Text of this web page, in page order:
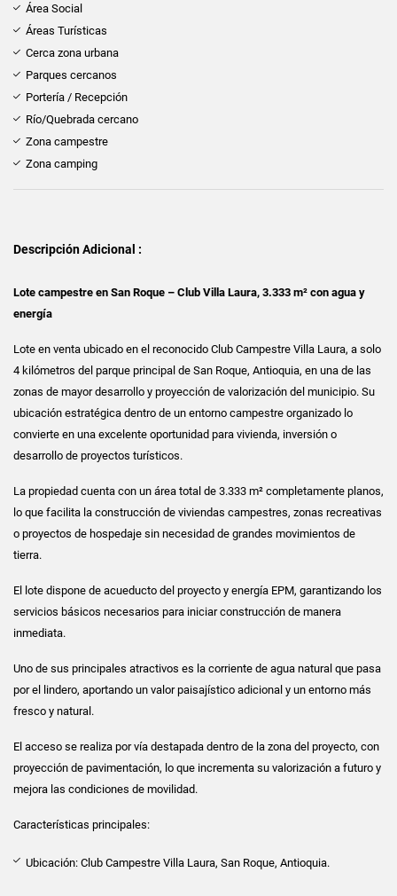
Área Social
Áreas Turísticas
Cerca zona urbana
Parques cercanos
Portería / Recepción
Río/Quebrada cercano
Zona campestre
Zona camping
Descripción Adicional :
Lote campestre en San Roque – Club Villa Laura, 3.333 m² con agua y
energía
Lote en venta ubicado en el reconocido Club Campestre Villa Laura, a solo
4 kilómetros del parque principal de San Roque, Antioquia, en una de las
zonas de mayor desarrollo y proyección de valorización del municipio. Su
ubicación estratégica dentro de un entorno campestre organizado lo
convierte en una excelente oportunidad para vivienda, inversión o
desarrollo de proyectos turísticos.
La propiedad cuenta con un área total de 3.333 m² completamente planos,
lo que facilita la construcción de viviendas campestres, zonas recreativas
o proyectos de hospedaje sin necesidad de grandes movimientos de
tierra.
El lote dispone de acueducto del proyecto y energía EPM, garantizando los
servicios básicos necesarios para iniciar construcción de manera
inmediata.
Uno de sus principales atractivos es la corriente de agua natural que pasa
por el lindero, aportando un valor paisajístico adicional y un entorno más
fresco y natural.
El acceso se realiza por vía destapada dentro de la zona del proyecto, con
proyección de pavimentación, lo que incrementa su valorización a futuro y
mejora las condiciones de movilidad.
Características principales:
Ubicación: Club Campestre Villa Laura, San Roque, Antioquia.